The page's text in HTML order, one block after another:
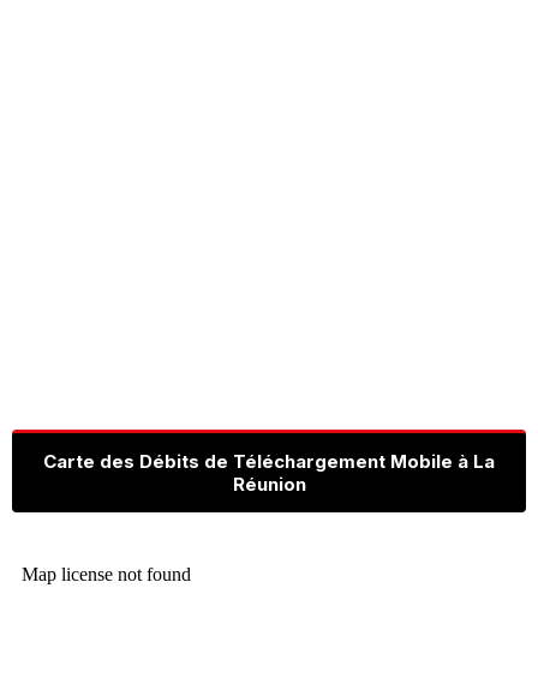
Carte des Débits de Téléchargement Mobile à La
Réunion